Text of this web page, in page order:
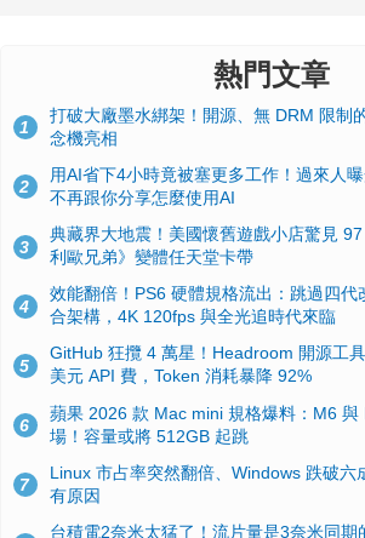
熱門文章
1
打破大廠墨水綁架！開源、無 DRM 限制
念機亮相
2
用AI省下4小時竟被塞更多工作！過來人
不再跟你分享怎麼使用AI
3
典藏界大地震！美國懷舊遊戲小店驚見
利歐兄弟》變體任天堂卡帶
4
效能翻倍！PS6 硬體規格流出：跳過四代
合架構，4K 120fps 與全光追時代來臨
5
GitHub 狂攬 4 萬星！Headroom 開源工
美元 API 費，Token 消耗暴降 92%
6
蘋果 2026 款 Mac mini 規格爆料：M6 與
場！容量或將 512GB 起跳
7
Linux 市占率突然翻倍、Windows 跌破六
有原因
台積電2奈米太猛了！流片量是3奈米同